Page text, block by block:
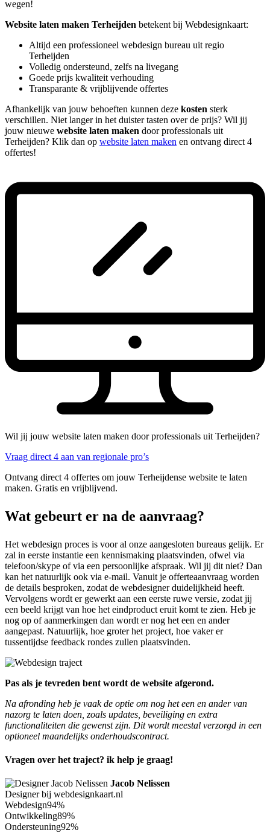
wegen!
Website laten maken Terheijden betekent bij Webdesignkaart:
Altijd een professioneel webdesign bureau uit regio
Terheijden
Volledig ondersteund, zelfs na livegang
Goede prijs kwaliteit verhouding
Transparante & vrijblijvende offertes
Afhankelijk van jouw behoeften kunnen deze kosten sterk
verschillen. Niet langer in het duister tasten over de prijs? Wil jij
jouw nieuwe website laten maken door professionals uit
Terheijden? Klik dan op website laten maken en ontvang direct 4
offertes!
Wil jij jouw website laten maken door professionals uit Terheijden?
Vraag direct 4 aan van regionale pro’s
Ontvang direct 4 offertes om jouw Terheijdense website te laten
maken. Gratis en vrijblijvend.
Wat gebeurt er na de aanvraag?
Het webdesign proces is voor al onze aangesloten bureaus gelijk. Er
zal in eerste instantie een kennismaking plaatsvinden, ofwel via
telefoon/skype of via een persoonlijke afspraak. Wil jij dit niet? Dan
kan het natuurlijk ook via e-mail. Vanuit je offerteaanvraag worden
de details besproken, zodat de webdesigner duidelijkheid heeft.
Vervolgens wordt er gewerkt aan een eerste ruwe versie, zodat jij
een beeld krijgt van hoe het eindproduct eruit komt te zien. Heb je
nog op of aanmerkingen dan wordt er nog het een en ander
aangepast. Natuurlijk, hoe groter het project, hoe vaker er
tussentijdse feedback rondes zullen plaatsvinden.
Pas als je tevreden bent wordt de website afgerond.
Na afronding heb je vaak de optie om nog het een en ander van
nazorg te laten doen, zoals updates, beveiliging en extra
functionaliteiten die gewenst zijn. Dit wordt meestal verzorgd in een
optioneel maandelijks onderhoudscontract.
Vragen over het traject? ik help je graag!
Jacob Nelissen
Designer bij webdesignkaart.nl
Webdesign94%
Ontwikkeling89%
Ondersteuning92%